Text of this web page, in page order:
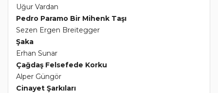
Uğur Vardan
Pedro Paramo Bir Mihenk Taşı
Sezen Ergen Breitegger
Şaka
Erhan Sunar
Çağdaş Felsefede Korku
Alper Güngör
Cinayet Şarkıları